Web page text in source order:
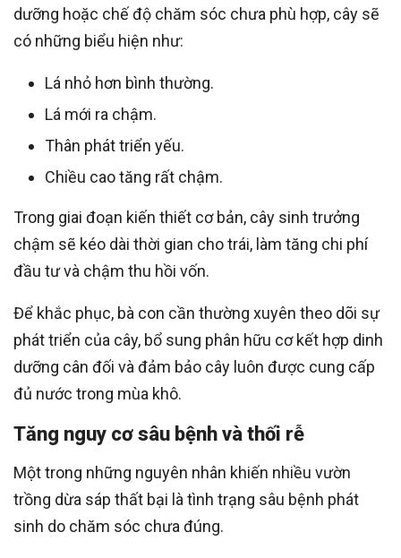
dưỡng hoặc chế độ chăm sóc chưa phù hợp, cây sẽ
có những biểu hiện như:
Lá nhỏ hơn bình thường.
Lá mới ra chậm.
Thân phát triển yếu.
Chiều cao tăng rất chậm.
Trong giai đoạn kiến thiết cơ bản, cây sinh trưởng
chậm sẽ kéo dài thời gian cho trái, làm tăng chi phí
đầu tư và chậm thu hồi vốn.
Để khắc phục, bà con cần thường xuyên theo dõi sự
phát triển của cây, bổ sung phân hữu cơ kết hợp dinh
dưỡng cân đối và đảm bảo cây luôn được cung cấp
đủ nước trong mùa khô.
Tăng nguy cơ sâu bệnh và thối rễ
Một trong những nguyên nhân khiến nhiều vườn
trồng dừa sáp thất bại là tình trạng sâu bệnh phát
sinh do chăm sóc chưa đúng.